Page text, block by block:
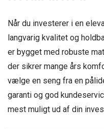
Når du investerer i en
langvarig kvalitet og
er bygget med robuste
der sikrer mange års
vælge en seng fra en
garanti og god
mest muligt ud af din